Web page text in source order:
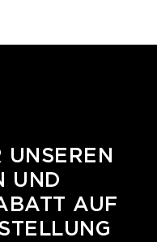
UNSEREN
UND
AUF